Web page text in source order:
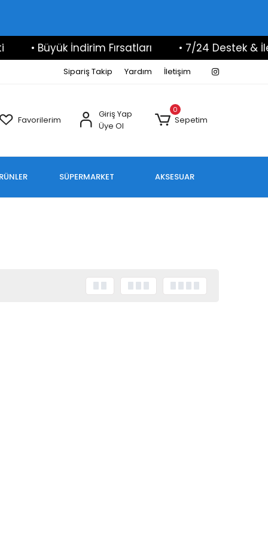
• Büyük İndirim Fırsatları • 7/24 Destek &
Sipariş Takip Yardım İletişim
Favorilerim
Giriş Yap
Üye Ol
0
Sepetim
SÜPERMARKET AKSESUAR